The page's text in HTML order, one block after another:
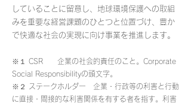
していることに留意し、地球環境保護への取組
みを重要な経営課題のひとつと位置づけ、豊か
で快適な社会の実現に向け事業を推進します。
※１ CSR 企業の社会的責任のこと。Corporate
Social Responsibilityの頭文字。
※２ ステークホルダー 企業・行政等の利害と行動
に直接・間接的な利害関係を有する者を指す。利害